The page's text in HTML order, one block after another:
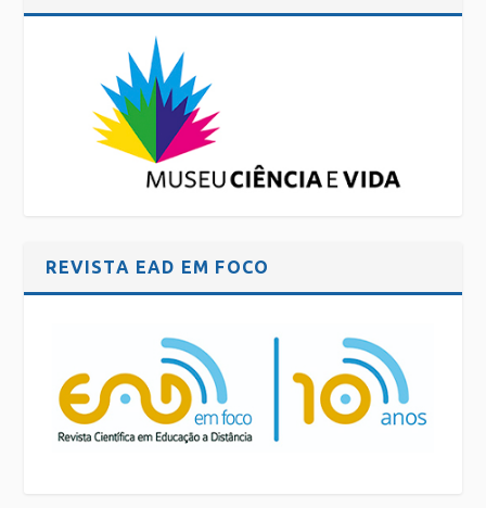
REVISTA EAD EM FOCO